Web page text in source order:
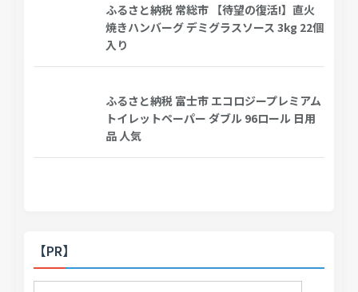
ふるさと納税 常総市 【待望の復活!】直火
焼きハンバーグ デミグラスソース 3kg 22個
入り
ふるさと納税 富士市 エコロジープレミアム
トイレットペーパー ダブル 96ロール 日用
品 人気
【PR】